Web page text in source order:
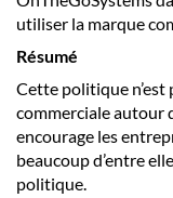
utiliser la marque
Résumé
Cette politique n’est
commerciale autour
encourage les
beaucoup d’entre
politique.